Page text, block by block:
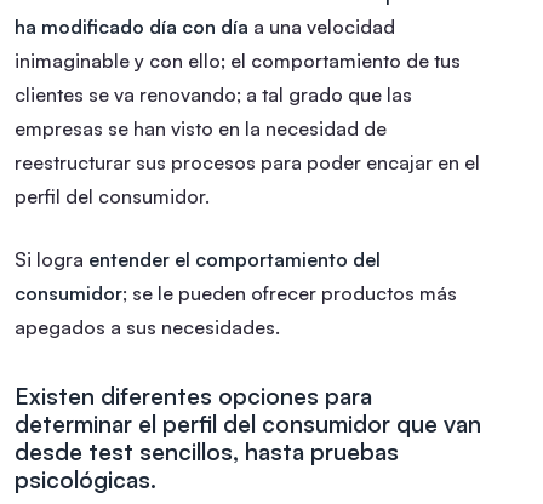
ha modificado día con día a una velocidad
inimaginable y con ello; el comportamiento de tus
clientes se va renovando; a tal grado que las
empresas se han visto en la necesidad de
reestructurar sus procesos para poder encajar en el
perfil del consumidor.
Si logra entender el comportamiento del
consumidor; se le pueden ofrecer productos más
apegados a sus necesidades.
Existen diferentes opciones para
determinar el perfil del consumidor que van
desde test sencillos, hasta pruebas
psicológicas.